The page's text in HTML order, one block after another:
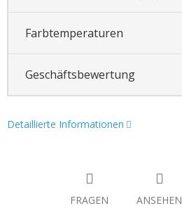
Farbtemperaturen
Geschäftsbewertung
Detaillierte Informationen
FRAGEN ANSEHEN